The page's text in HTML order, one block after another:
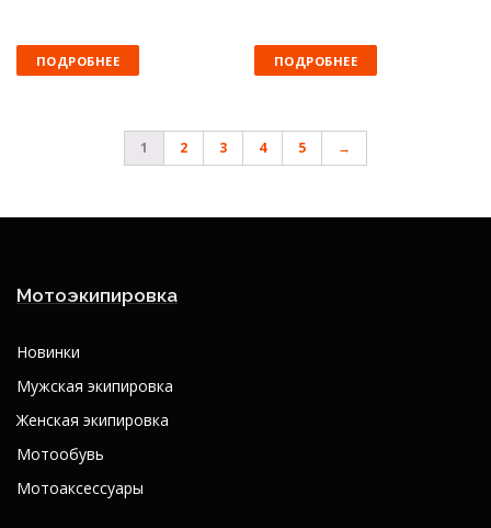
ПОДРОБНЕЕ ПОДРОБНЕЕ
1 2 3 4 5 →
Мотоэкипировка
Новинки
Мужская экипировка
Женская экипировка
Мотообувь
Мотоаксессуары